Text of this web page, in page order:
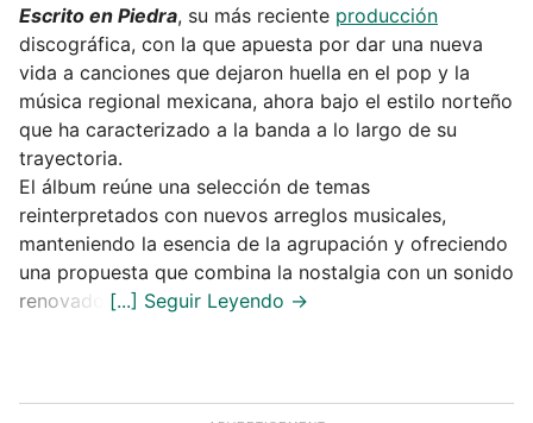
Escrito en Piedra, su más reciente producción
discográfica, con la que apuesta por dar una nueva
vida a canciones que dejaron huella en el pop y la
música regional mexicana, ahora bajo el estilo norteño
que ha caracterizado a la banda a lo largo de su
trayectoria.
El álbum reúne una selección de temas
reinterpretados con nuevos arreglos musicales,
manteniendo la esencia de la agrupación y ofreciendo
una propuesta que combina la nostalgia con un sonido
renovado.